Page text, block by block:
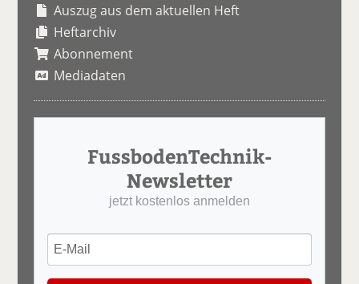
Auszug aus dem aktuellen Heft
Heftarchiv
Abonnement
Mediadaten
FussbodenTechnik-
Newsletter
jetzt kostenlos anmelden